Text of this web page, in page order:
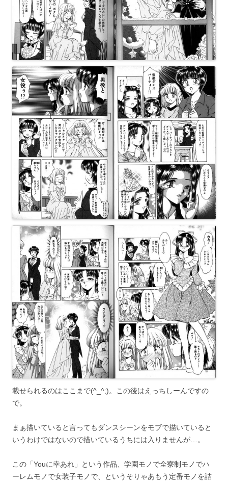
載せられるのはここまで(^_^;)。この後はえっちしーんですの
で。
まぁ描いていると言ってもダンスシーンをモブで描いていると
いうわけではないので描いているうちには入りませんが…。
この「Youに幸あれ」という作品、学園モノで全寮制モノでハ
ーレムモノで女装子モノで、というそりゃあもう定番モノを詰